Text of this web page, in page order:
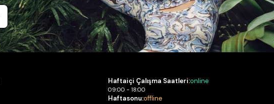
Haftaiçi Çalışma Saatleri:online
09:00 - 18:00
Haftasonu:offline